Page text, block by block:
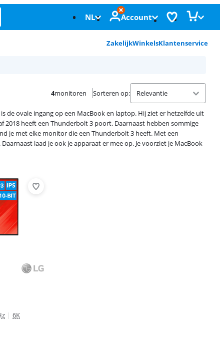
NL Account
ZakelijkWinkelsKlantenservice
4monitoren Sorteren op:
de ovale ingang op een MacBook en laptop. Hij ziet er hetzelfde uit
2018 heeft een Thunderbolt 3 poort. Daarnaast hebben sommige
je met elke monitor die een Thunderbolt 3 heeft. Met een
laad je ook je apparaat er mee op. Je voorziet je MacBook
| 6K